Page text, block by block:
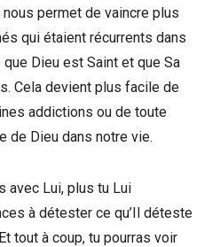
permet de vaincre plus
qui étaient récurrents dans
que Dieu est Saint et que Sa
Cela devient plus facile de
addictions ou de toute
de Dieu dans notre vie.
avec Lui, plus tu Lui
à détester ce qu’Il déteste
tout à coup, tu pourras voir